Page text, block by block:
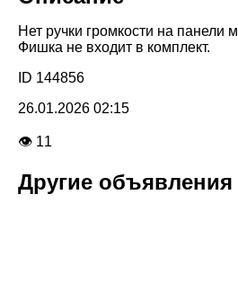
Нет ручки громкости на панели
Фишка не входит в комплект.
ID 144856
26.01.2026 02:15
👁 11
Другие